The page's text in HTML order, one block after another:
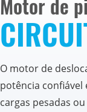
Motor de
O motor de
potência confiável
cargas pesadas